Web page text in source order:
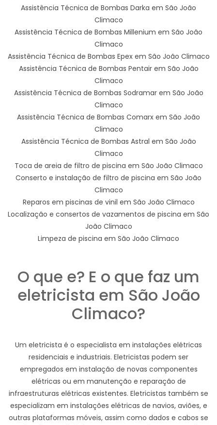
Assistência Técnica de Bombas Darka em São João
Climaco
Assistência Técnica de Bombas Millenium em São João
Climaco
Assistência Técnica de Bombas Epex em São João Climaco
Assistência Técnica de Bombas Pentair em São João
Climaco
Assistência Técnica de Bombas Sodramar em São João
Climaco
Assistência Técnica de Bombas Comarx em São João
Climaco
Assistência Técnica de Bombas Astral em São João
Climaco
Toca de areia de filtro de piscina em São João Climaco
Conserto e instalação de filtro de piscina em São João
Climaco
Reparos em piscinas de vinil em São João Climaco
Localização e consertos de vazamentos de piscina em São
João Climaco
Limpeza de piscina em São João Climaco
O que e? E o que faz um
eletricista em São João
Climaco?
Um eletricista é o especialista em instalações elétricas
residenciais e industriais. Eletricistas podem ser
empregados em instalação de novas componentes
elétricas ou em manutenção e reparação de
infraestruturas elétricas existentes. Eletricistas também se
especializam em instalações elétricas de navios, aviões, e
outras plataformas móveis, assim como dados e cabos se